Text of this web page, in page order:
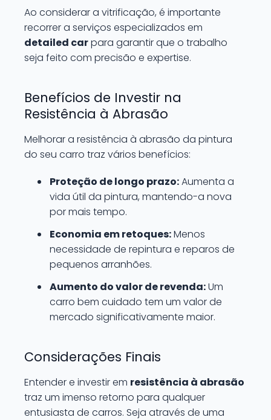
Ao considerar a vitrificação, é importante
recorrer a serviços especializados em
detailed carpara garantir que o trabalho
seja feito com precisão e expertise.
Benefícios de Investir na
Resistência à Abrasão
Melhorar a resistência à abrasão da pintura
do seu carro traz vários benefícios:
Proteção de longo prazo:Aumenta a
vida útil da pintura, mantendo-a nova
por mais tempo.
Economia em retoques:Menos
necessidade de repintura e reparos de
pequenos arranhões.
Aumento do valor de revenda:Um
carro bem cuidado tem um valor de
mercado significativamente maior.
Considerações Finais
Entender e investir em resistência à abrasão
traz um imenso retorno para qualquer
entusiasta de carros. Seja através de uma